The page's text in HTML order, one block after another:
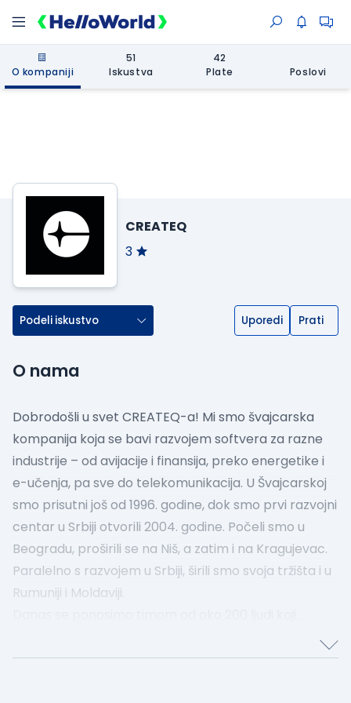
O kompaniji
51
Iskustva
42
Plate
Poslovi
CREATEQ
3
Podeli iskustvo Uporedi Prati
O nama
Dobrodošli u svet CREATEQ-a! Mi smo švajcarska
kompanija koja se bavi razvojem softvera za razne
industrije – od avijacije i finansija, preko energetike i
e-učenja, pa sve do telekomunikacija. U Švajcarskoj
smo prisutni još od 1996. godine, dok smo prvi razvojni
centar u Srbiji otvorili 2004. godine. Počeli smo u
Beogradu, proširili se na Niš, a zatim i na Kragujevac.
Paralelno s razvojem u Srbiji, širili smo svoja tržišta i u
Rumuniji i Moldaviji.
svakodnevno oblikuju našu kulturu i već više od dve
decenije čine CREATEQ sjajnim mestom za rad.